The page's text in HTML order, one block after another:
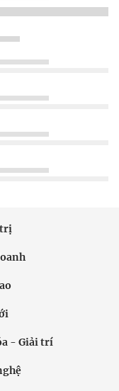
- Giải trí